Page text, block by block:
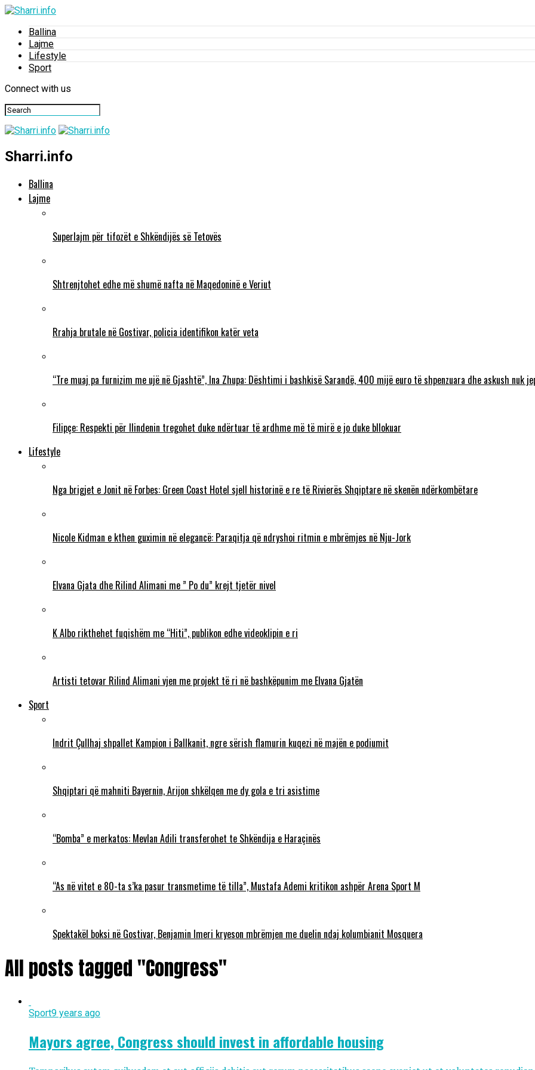
Ballina
Lajme
Lifestyle
Sport
Connect with us
Sharri.info
Ballina
Lajme
Superlajm për tifozët e Shkëndijës së Tetovës
Shtrenjtohet edhe më shumë nafta në Maqedoninë e Veriut
Rrahja brutale në Gostivar, policia identifikon katër veta
“Tre muaj pa furnizim me ujë në Gjashtë”, Ina Zhupa: Dështimi i bashkisë Sarandë, 400 mijë euro të shpenzuara dhe askush nuk
Filipçe: Respekti për Ilindenin tregohet duke ndërtuar të ardhme më të mirë e jo duke bllokuar
Lifestyle
Nga brigjet e Jonit në Forbes: Green Coast Hotel sjell historinë e re të Rivierës Shqiptare në skenën ndërkombëtare
Nicole Kidman e kthen guximin në elegancë: Paraqitja që ndryshoi ritmin e mbrëmjes në Nju-Jork
Elvana Gjata dhe Rilind Alimani me ” Po du” krejt tjetër nivel
K Albo rikthehet fuqishëm me “Hiti”, publikon edhe videoklipin e ri
Artisti tetovar Rilind Alimani vjen me projekt të ri në bashkëpunim me Elvana Gjatën
Sport
Indrit Çullhaj shpallet Kampion i Ballkanit, ngre sërish flamurin kuqezi në majën e podiumit
Shqiptari që mahniti Bayernin, Arijon shkëlqen me dy gola e tri asistime
“Bomba” e merkatos: Mevlan Adili transferohet te Shkëndija e Haraçinës
“As në vitet e 80-ta s’ka pasur transmetime të tilla”, Mustafa Ademi kritikon ashpër Arena Sport M
Spektakël boksi në Gostivar, Benjamin Imeri kryeson mbrëmjen me duelin ndaj kolumbianit Mosquera
All posts tagged "Congress"
Sport9 years ago
Mayors agree, Congress should invest in affordable housing